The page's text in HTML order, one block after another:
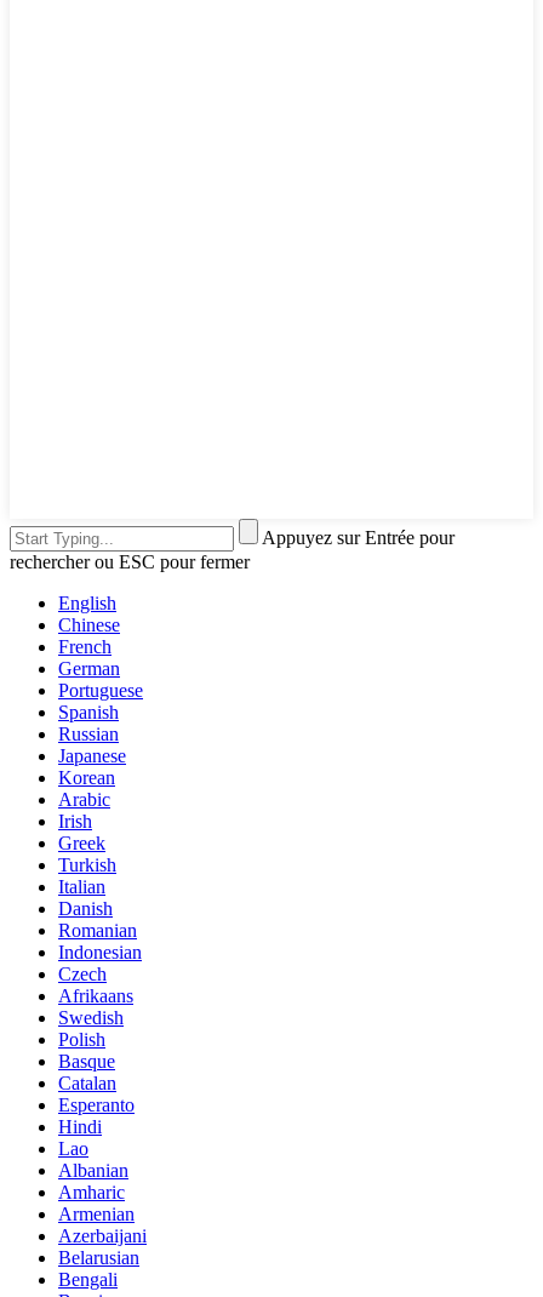
Appuyez sur Entrée pour
rechercher ou ESC pour fermer
English
Chinese
French
German
Portuguese
Spanish
Russian
Japanese
Korean
Arabic
Irish
Greek
Turkish
Italian
Danish
Romanian
Indonesian
Czech
Afrikaans
Swedish
Polish
Basque
Catalan
Esperanto
Hindi
Lao
Albanian
Amharic
Armenian
Azerbaijani
Belarusian
Bengali